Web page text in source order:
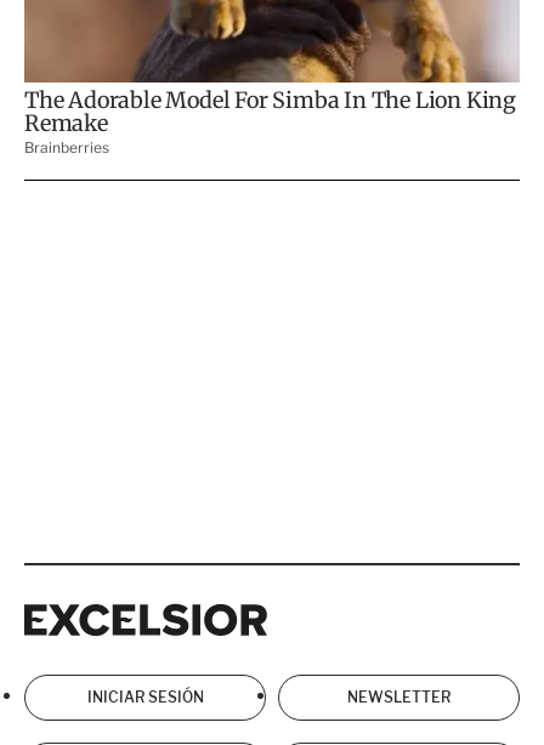
INICIAR SESIÓN NEWSLETTER